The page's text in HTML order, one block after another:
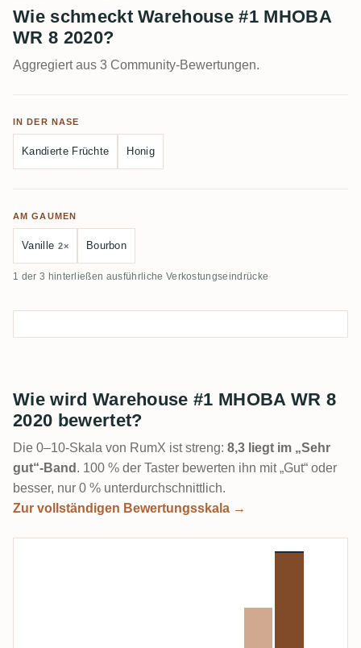
Wie schmeckt Warehouse #1 MHOBA
WR 8 2020?
Aggregiert aus 3 Community-Bewertungen.
IN DER NASE
Kandierte Früchte Honig
AM GAUMEN
Vanille 2× Bourbon
1 der 3 hinterließen ausführliche Verkostungseindrücke
Wie wird Warehouse #1 MHOBA WR 8
2020 bewertet?
Die 0–10-Skala von RumX ist streng: 8,3 liegt im „Sehr
gut“-Band . 100 % der Taster bewerten ihn mit „Gut“ oder
besser, nur 0 % unterdurchschnittlich.
Zur vollständigen Bewertungsskala →